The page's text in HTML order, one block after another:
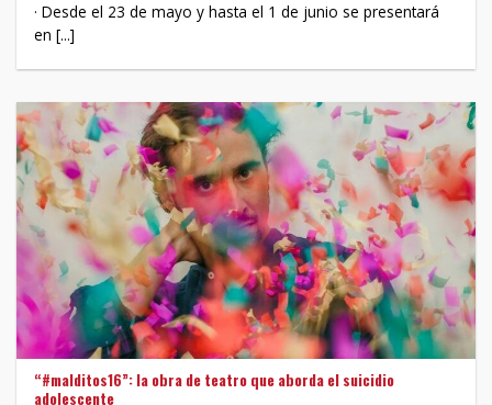
· Desde el 23 de mayo y hasta el 1 de junio se presentará
en [...]
“#malditos16”: la obra de teatro que aborda el suicidio
adolescente